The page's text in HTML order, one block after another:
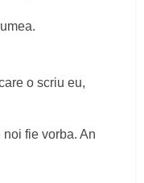
o scriu eu,
fie vorba. An